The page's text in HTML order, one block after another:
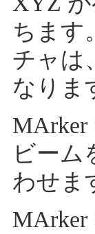
ちます
チャは
なりま
ビーム
わせま